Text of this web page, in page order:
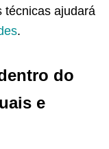
técnicas ajudará
.
do
e